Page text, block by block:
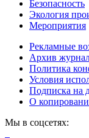
Безопасность
Экология
Мероприятия
Рекламные
Архив
Политика
Условия
Подписка на
О
Мы в соцсетях: